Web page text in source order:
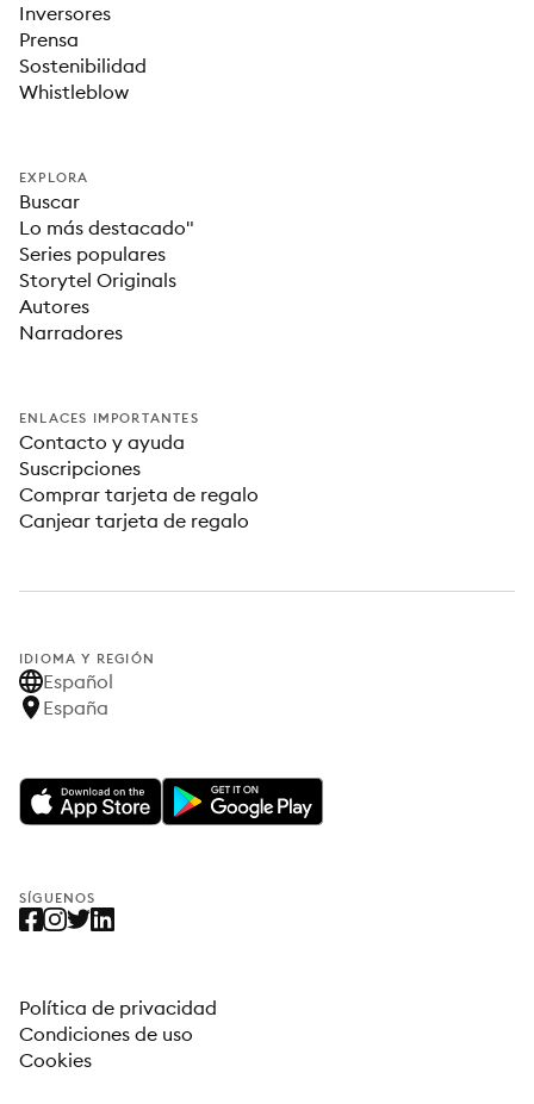
Inversores
Prensa
Sostenibilidad
Whistleblow
EXPLORA
Buscar
Lo más destacado"
Series populares
Storytel Originals
Autores
Narradores
ENLACES IMPORTANTES
Contacto y ayuda
Suscripciones
Comprar tarjeta de regalo
Canjear tarjeta de regalo
IDIOMA Y REGIÓN
Español
España
SÍGUENOS
Política de privacidad
Condiciones de uso
Cookies